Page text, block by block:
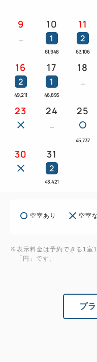
落ち着いた雰囲気の
OF・ATAMI」にて
の干物などが好評の
す。
チェックイン/14:00
※全客室禁煙です。
い事があります。予
※お客様ご本人から
9 10
1
61,948
11
2
63,106
16
2
49,211
17
1
46,895
18
23 24 25
45,737
30 31
2
43,421
空室あり 空室
※表示料金は予約できる1室
「円」です。
プ